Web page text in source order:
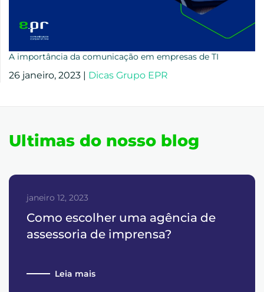
A importância da comunicação em empresas de TI
26 janeiro, 2023 | Dicas Grupo EPR
Ultimas do nosso blog
janeiro 12, 2023
Como escolher uma agência de
assessoria de imprensa?
Leia mais